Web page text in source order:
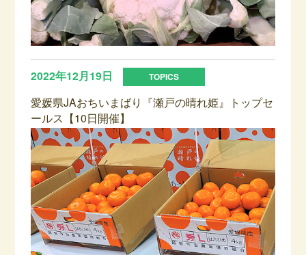
2022年12月19日
愛媛県JAおちいまばり『瀬戸の晴れ姫』トップセ
ールス【10日開催】